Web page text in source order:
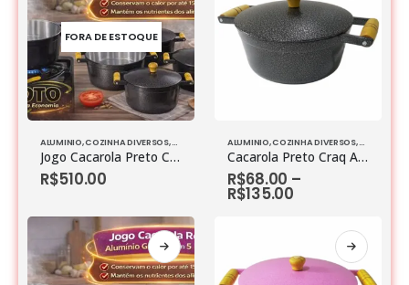
FORA DE ESTOQUE
ALUMINIO,COZINHA DIVERSOS,JOGO DE PANELAS
Jogo Cacarola Preto Craq Aluminio Grosso com 5 peças
R$510.00
ALUMINIO,COZINHA DIVERSOS,JOGO DE
Cacarola Preto Craq Aluminio Grosso
R$68.00 –
R$135.00